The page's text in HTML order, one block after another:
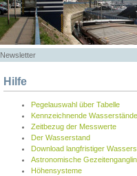
Newsletter
Hilfe
Pegelauswahl über Tabelle
Kennzeichnende
Zeitbezug der Messwerte
Der Wasserstand
Download langfristiger
Astronomische
Höhensysteme